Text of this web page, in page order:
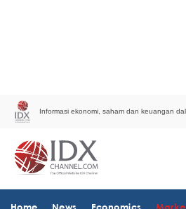
Informasi ekonomi, saham dan keuangan